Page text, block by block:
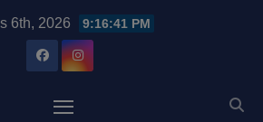
6th, 2026 9:16:41 PM